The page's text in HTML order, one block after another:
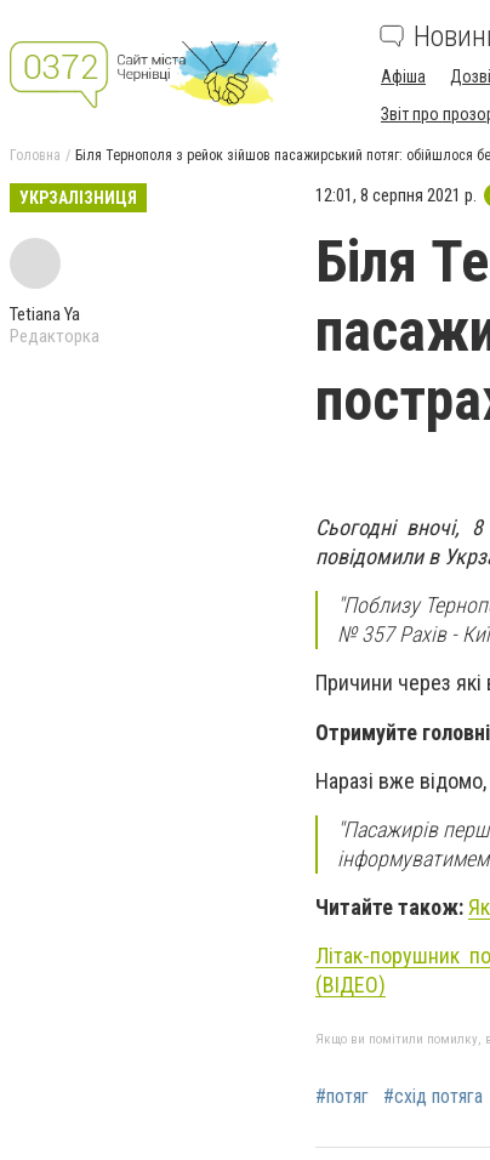
Афіша
Звіт про
Головна Біля Тернополя з рейок зійшов пасажирський потяг: обійшлося
УКРЗАЛІЗНИЦЯ
Tetiana Ya
Редакторка
12:01, 8 серпня 2021 р.
Біля
Сьогодні вночі,
повідомили в
"Поблизу
№ 357 Рахів -
Причини через
Отримуйте
Наразі вже
"Пасажирів
Читайте також:
Літак-порушник
(ВІДЕО)
Якщо ви помітили помилку,
#потяг #схід потяга